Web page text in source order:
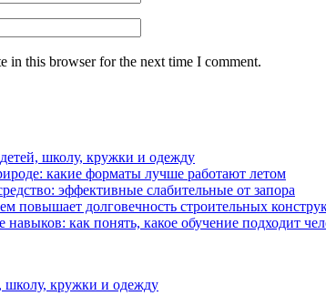
in this browser for the next time I comment.
школу, кружки и одежду
какие форматы лучше работают летом
эффективные слабительные от запора
повышает долговечность строительных
как понять, какое обучение подходит
школу, кружки и одежду